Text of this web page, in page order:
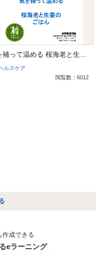
気を補って温める 桜海老と生姜のごはん
ルスケア
閲覧数：6012
作成できる
eラーニング